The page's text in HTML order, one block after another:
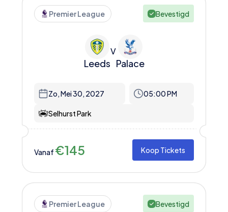
Premier League Bevestigd
Leeds
V
Palace
Zo, Mei 30, 2027 05:00 PM
Selhurst Park
Vanaf €145 Koop Tickets
Premier League Bevestigd